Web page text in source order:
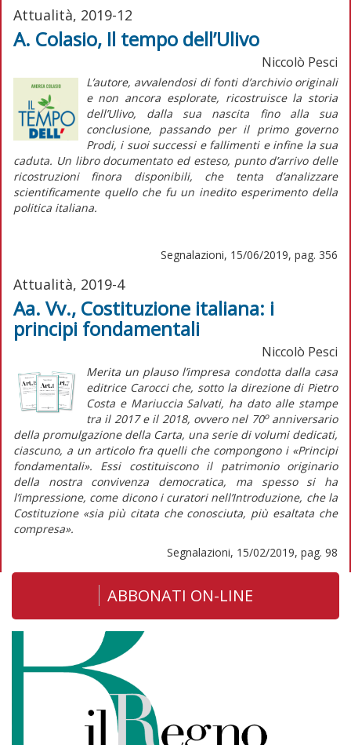
Attualità, 2019-12
A. Colasio, Il tempo dell’Ulivo
Niccolò Pesci
L’autore, avvalendosi di fonti d’archivio originali
e non ancora esplorate, ricostruisce la storia
dell’Ulivo, dalla sua nascita fino alla sua
conclusione, passando per il primo governo
Prodi, i suoi successi e fallimenti e infine la sua
caduta. Un libro documentato ed esteso, punto d’arrivo delle
ricostruzioni finora disponibili, che tenta d’analizzare
scientificamente quello che fu un inedito esperimento della
politica italiana.
Segnalazioni, 15/06/2019, pag. 356
Attualità, 2019-4
Aa. Vv., Costituzione italiana: i
principi fondamentali
Niccolò Pesci
Merita un plauso l’impresa condotta dalla casa
editrice Carocci che, sotto la direzione di Pietro
Costa e Mariuccia Salvati, ha dato alle stampe
tra il 2017 e il 2018, ovvero nel 70oanniversario
della promulgazione della Carta, una serie di volumi dedicati,
ciascuno, a un articolo fra quelli che compongono i «Principi
fondamentali». Essi costituiscono il patrimonio originario
della nostra convivenza democratica, ma spesso si ha
l’impressione, come dicono i curatori nell’Introduzione, che la
Costituzione «sia più citata che conosciuta, più esaltata che
compresa».
Segnalazioni, 15/02/2019, pag. 98
ABBONATI ON-LINE